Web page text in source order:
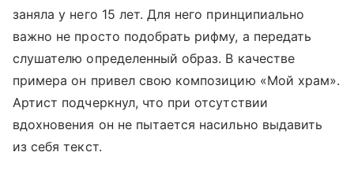
заняла у него 15 лет. Для него принципиально
важно не просто подобрать рифму, а передать
слушателю определенный образ. В качестве
примера он привел свою композицию «Мой храм».
Артист подчеркнул, что при отсутствии
вдохновения он не пытается насильно выдавить
из себя текст.